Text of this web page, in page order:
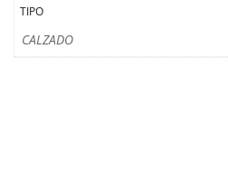
TIPO
CALZADO